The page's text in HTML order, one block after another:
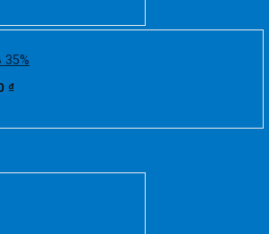
35%
₫